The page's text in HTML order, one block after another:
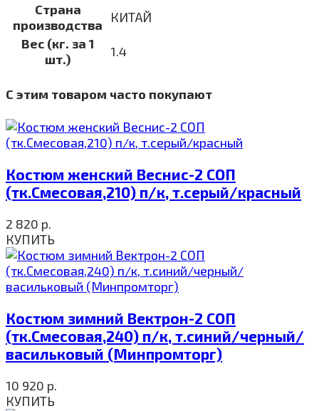
Страна
производства
КИТАЙ
Вес (кг. за 1
шт.)
1.4
С этим товаром часто покупают
Костюм женский Веснис-2 СОП
(тк.Смесовая,210) п/к, т.серый/красный
2 820 р.
КУПИТЬ
Костюм зимний Вектрон-2 СОП
(тк.Смесовая,240) п/к, т.синий/черный/
васильковый (Минпромторг)
10 920 р.
КУПИТЬ